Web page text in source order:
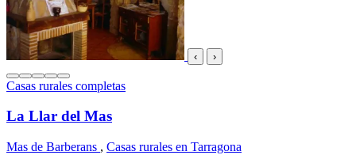
‹ ›
Casas rurales completas
La Llar del Mas
Mas de Barberans , Casas rurales en Tarragona